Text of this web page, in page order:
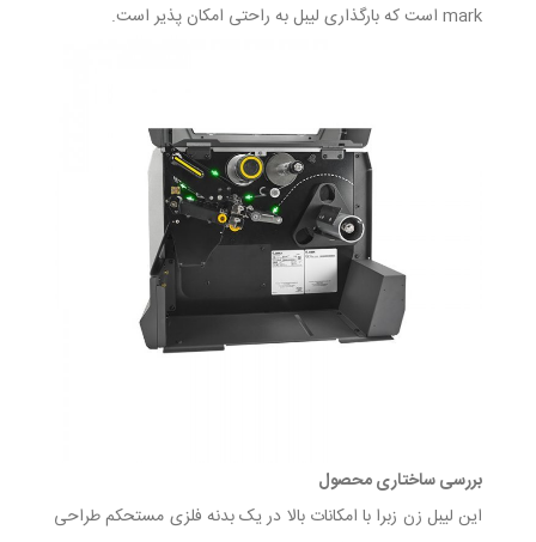
mark است که بارگذاری لیبل به راحتی امکان پذیر است.
بررسی ساختاری محصول
این لیبل زن زبرا با امکانات بالا در یک بدنه فلزی مستحکم طراحی